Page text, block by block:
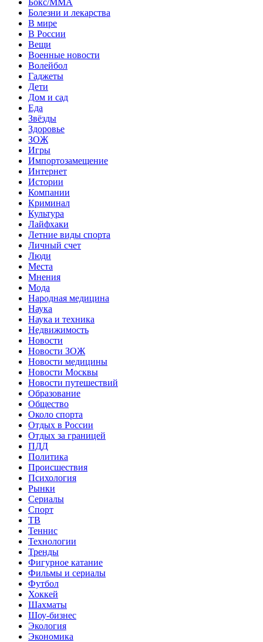
Болезни и лекарства
В мире
В России
Вещи
Военные новости
Волейбол
Гаджеты
Дети
Дом и сад
Еда
Звёзды
Здоровье
ЗОЖ
Игры
Импортозамещение
Интернет
Истории
Компании
Криминал
Культура
Лайфхаки
Летние виды спорта
Личный счет
Люди
Места
Мнения
Мода
Народная медицина
Наука
Наука и техника
Недвижимость
Новости
Новости ЗОЖ
Новости медицины
Новости Москвы
Новости путешествий
Образование
Общество
Около спорта
Отдых в России
Отдых за границей
ПДД
Политика
Происшествия
Психология
Рынки
Сериалы
Спорт
ТВ
Теннис
Технологии
Тренды
Фигурное катание
Фильмы и сериалы
Футбол
Хоккей
Шахматы
Шоу-бизнес
Экология
Экономика